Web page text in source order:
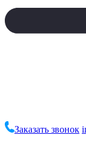
Заказать звонок